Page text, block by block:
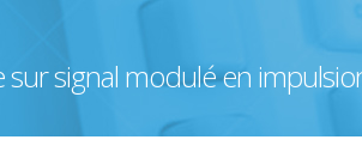
signal modulé en